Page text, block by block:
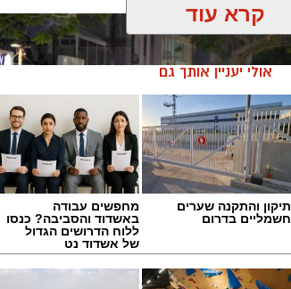
קרא עוד
אולי יעניין אותך גם
תיקון והתקנה שערים
חשמליים בדרום
מחפשים עבודה
באשדוד והסביבה? כנסו
ללוח הדרושים הגדול
של אשדוד נט